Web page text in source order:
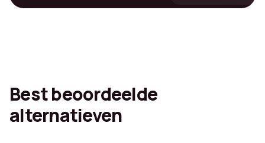
Best beoordeelde
alternatieven